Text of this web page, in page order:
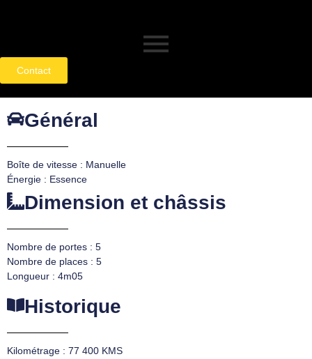
Contact
Général
Boîte de vitesse : Manuelle
Énergie : Essence
Dimension et châssis
Nombre de portes : 5
Nombre de places : 5
Longueur : 4m05
Historique
Kilométrage : 77 400 KMS